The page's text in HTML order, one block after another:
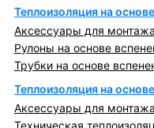
Теплоизоляция на
Аксессуары для
Рулоны на основе
Трубки на основе
Теплоизоляция на
Аксессуары для